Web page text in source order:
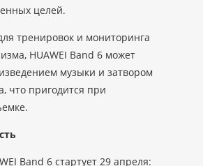
целей.
тренировок и мониторинга
HUAWEI Band 6 может
музыки и затвором
что пригодится при
Band 6 стартует 29 апреля: